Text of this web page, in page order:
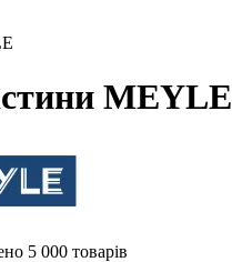
MEYLE
5 000 товарів